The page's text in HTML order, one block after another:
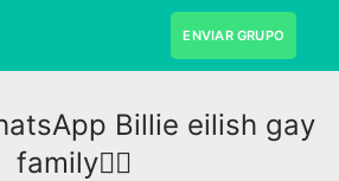
ENVIAR GRUPO
Billie eilish gay
family🏳️‍🌈